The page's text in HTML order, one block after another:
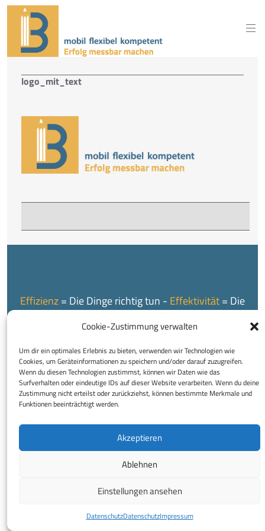
Cookie-Zustimmung verwalten
Um dir ein optimales Erlebnis zu bieten, verwenden wir Technologien wie
Cookies, um Geräteinformationen zu speichern und/oder darauf zuzugreifen.
Wenn du diesen Technologien zustimmst, können wir Daten wie das
Surfverhalten oder eindeutige IDs auf dieser Website verarbeiten. Wenn du deine
Zustimmung nicht erteilst oder zurückziehst, können bestimmte Merkmale und
Funktionen beeinträchtigt werden.
Akzeptieren
Ablehnen
Einstellungen ansehen
DatenschutzDatenschutzImpressum
logo_mit_text
Effizienz= Die Dinge richtig tun - Effektivität= Die
© 2026 Buchhaltungsservice Regina Reinprecht e.U.
ImpressumDatenschutzDisclaimer
ADecrease
font
AIncrease
font
size.